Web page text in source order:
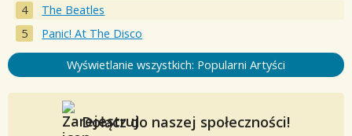
The Beatles
Panic! At The Disco
Wyświetlanie wszystkich: Popularni Artyści
Dołącz do naszej społeczności!